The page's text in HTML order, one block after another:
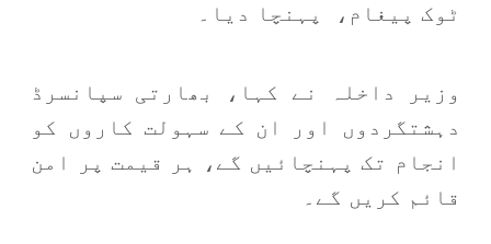
ٹوک پیغام، پہنچا دیا۔
وزیر داخلہ نے کہا، بھارتی سپانسرڈ
دہشتگردوں اور ان کے سہولت کاروں کو
انجام تک پہنچائیں گے، ہر قیمت پر امن
قائم کریں گے۔